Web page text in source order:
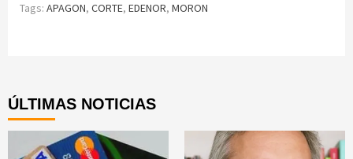
Tags: APAGON, CORTE, EDENOR, MORON
ÚLTIMAS NOTICIAS